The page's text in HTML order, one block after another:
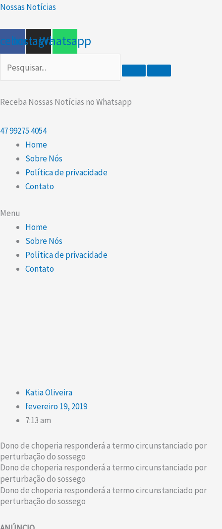
Ir
conteúdo
Nossas Notícias
InstagramWhatsapp
Receba Nossas Notícias no Whatsapp
4799275 4054
Home
Sobre Nós
Política de privacidade
Contato
Menu
Home
Sobre Nós
Política de privacidade
Contato
Katia Oliveira
fevereiro 19, 2019
7:13 am
Dono de choperia responderá a termo circunstanciado por
perturbação do sossego
Dono de choperia responderá a termo circunstanciado por
perturbação do sossego
Dono de choperia responderá a termo circunstanciado por
perturbação do sossego
Scroll